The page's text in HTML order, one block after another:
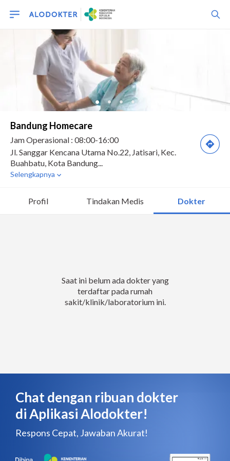
Profil Tindakan Medis Dokter
Saat ini belum ada dokter yang
terdaftar pada rumah
sakit/klinik/laboratorium ini.